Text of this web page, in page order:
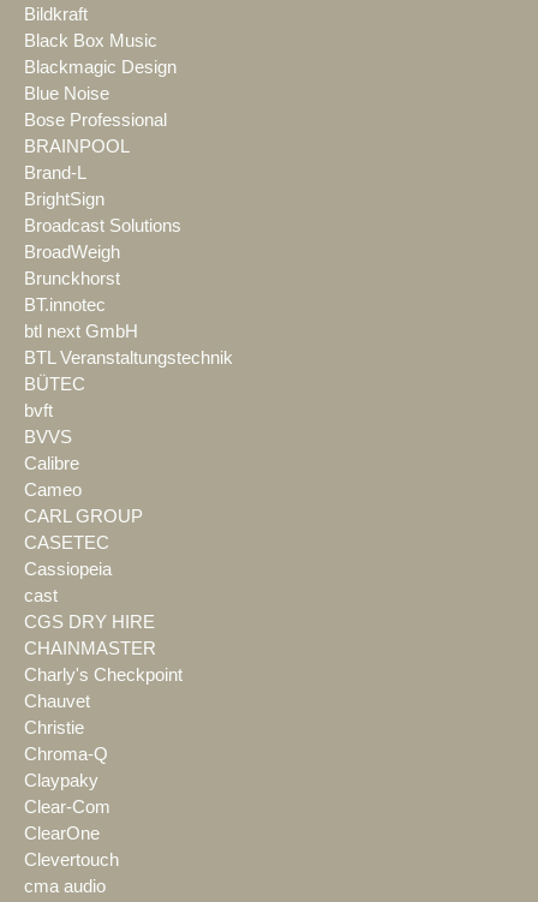
Bildkraft
Black Box Music
Blackmagic Design
Blue Noise
Bose Professional
BRAINPOOL
Brand-L
BrightSign
Broadcast Solutions
BroadWeigh
Brunckhorst
BT.innotec
btl next GmbH
BTL Veranstaltungstechnik
BÜTEC
bvft
BVVS
Calibre
Cameo
CARL GROUP
CASETEC
Cassiopeia
cast
CGS DRY HIRE
CHAINMASTER
Charly's Checkpoint
Chauvet
Christie
Chroma-Q
Claypaky
Clear-Com
ClearOne
Clevertouch
cma audio